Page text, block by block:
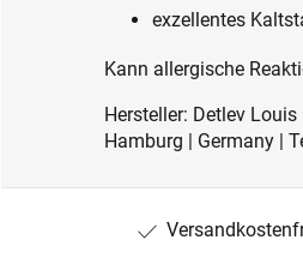
exzellentes
Kann allergische
Hersteller: Detlev
Hamburg | Germany |